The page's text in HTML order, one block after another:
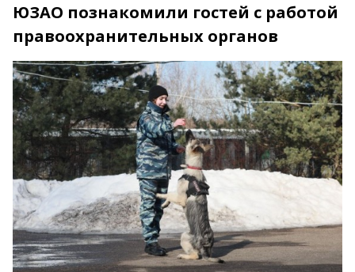
ЮЗАО познакомили гостей с работой
правоохранительных органов